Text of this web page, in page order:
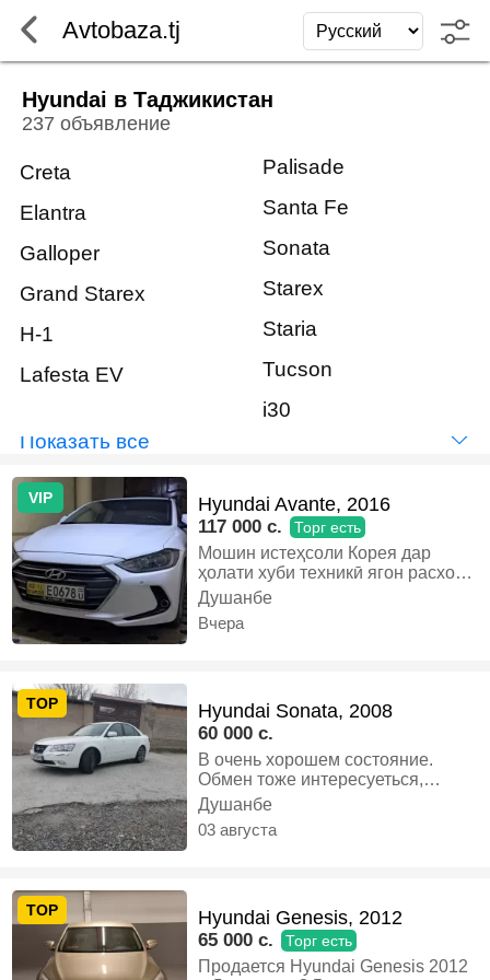
Avtobaza.tj
Hyundai в Таджикистан
237 объявление
Creta
Elantra
Galloper
Grand Starex
H-1
Lafesta EV
Palisade
Santa Fe
Sonata
Starex
Staria
Tucson
i30
Показать всё
VIP Hyundai Avante, 2016
117 000 c. Торг есть
Мошин истеҳсоли Корея дар
ҳолати хуби техникӣ ягон расход
надорад камтар савдо мешавад,
Бензин, Автомат, Седан
Душанбе
Вчера
TOP Hyundai Sonata, 2008
60 000 c.
В очень хорошем состояние.
Обмен тоже интересуеться,
Бензин, Механика, Седан
Душанбе
03 августа
TOP Hyundai Genesis, 2012
65 000 c. Торг есть
Продается Hyundai Genesis 2012